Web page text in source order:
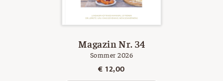
Magazin Nr. 34
Sommer 2026
€ 12,00